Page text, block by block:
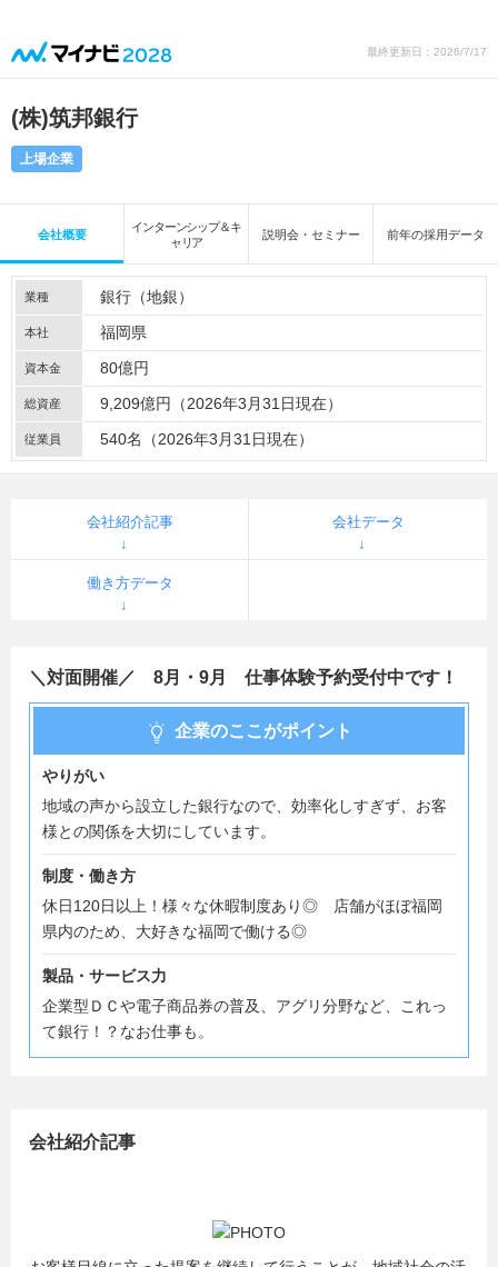
最終更新日：2026/7/17
(株)筑邦銀行
上場企業
会社概要
インターンシップ＆キ
ャリア
説明会・セミナー 前年の採用データ
業種 銀行（地銀）
本社 福岡県
資本金 80億円
総資産 9,209億円（2026年3月31日現在）
従業員 540名（2026年3月31日現在）
会社紹介記事 会社データ
働き方データ
＼対面開催／ 8月・9月 仕事体験予約受付中です！
企業のここがポイント
やりがい
地域の声から設立した銀行なので、効率化しすぎず、お客
様との関係を大切にしています。
制度・働き方
休日120日以上！様々な休暇制度あり◎ 店舗がほぼ福岡
県内のため、大好きな福岡で働ける◎
製品・サービス力
企業型ＤＣや電子商品券の普及、アグリ分野など、これっ
て銀行！？なお仕事も。
会社紹介記事